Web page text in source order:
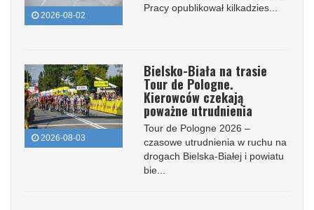
2026-08-02
Pracy opublikował kilkadzies...
2026-08-03
Bielsko-Biała na trasie
Tour de Pologne.
Kierowców czekają
poważne utrudnienia
Tour de Pologne 2026 –
czasowe utrudnienia w ruchu na
drogach Bielska-Białej i powiatu
bie...